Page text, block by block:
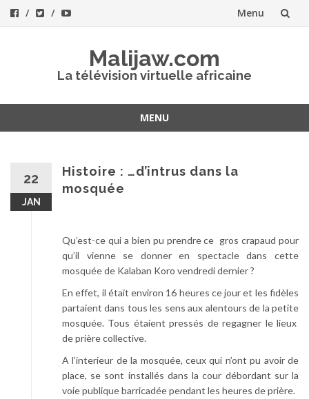
Menu
Malijaw.com
La télévision virtuelle africaine
MENU
22
JAN
Histoire : …d’intrus dans la
mosquée
Qu’est-ce qui a bien pu prendre ce gros crapaud pour
qu’il vienne se donner en spectacle dans cette
mosquée de Kalaban Koro vendredi dernier ?
En effet, il était environ 16 heures ce jour et les fidèles
partaient dans tous les sens aux alentours de la petite
mosquée. Tous étaient pressés de regagner le lieux
de prière collective.
A l’interieur de la mosquée, ceux qui n’ont pu avoir de
place, se sont installés dans la cour débordant sur la
voie publique barricadée pendant les heures de prière.